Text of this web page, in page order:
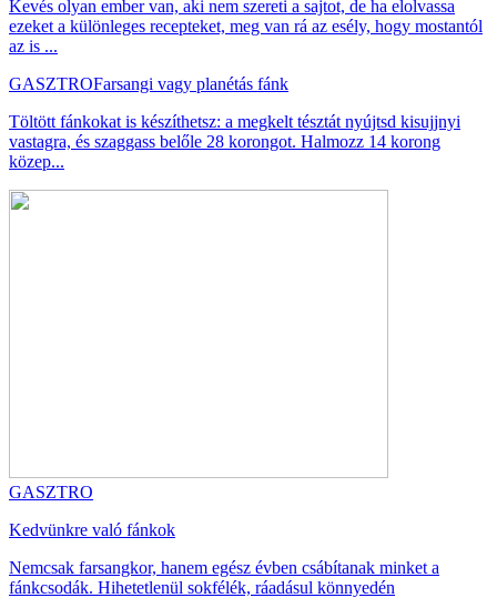
Kevés olyan ember van, aki nem szereti a sajtot, de ha elolvassa
ezeket a különleges recepteket, meg van rá az esély, hogy mostantól
az is ...
GASZTROFarsangi vagy planétás fánk
Töltött fánkokat is készíthetsz: a megkelt tésztát nyújtsd kisujjnyi
vastagra, és szaggass belőle 28 korongot. Halmozz 14 korong
közep...
GASZTRO
Kedvünkre való fánkok
Nemcsak farsangkor, hanem egész évben csábítanak minket a
fánkcsodák. Hihetetlenül sokfélék, ráadásul könnyedén